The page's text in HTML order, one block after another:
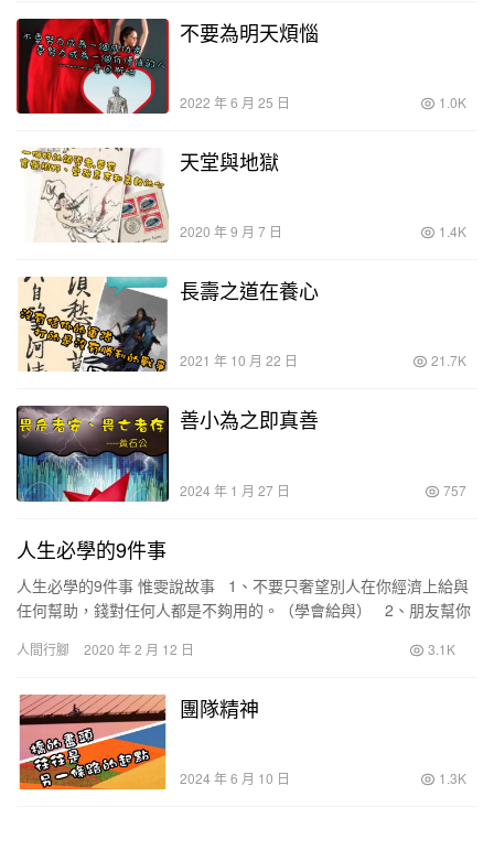
不要為明天煩惱
2022 年 6 月 25 日 1.0K
天堂與地獄
2020 年 9 月 7 日 1.4K
長壽之道在養心
2021 年 10 月 22 日 21.7K
善小為之即真善
2024 年 1 月 27 日 757
人生必學的9件事
人生必學的9件事 惟雯說故事 1、不要只奢望別人在你經濟上給與
任何幫助，錢對任何人都是不夠用的。（學會給與） 2、朋友幫你
人間行腳 2020 年 2 月 12 日 3.1K
團隊精神
2024 年 6 月 10 日 1.3K